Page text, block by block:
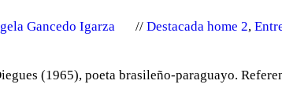
Gancedo Igarza Destacada home 2,